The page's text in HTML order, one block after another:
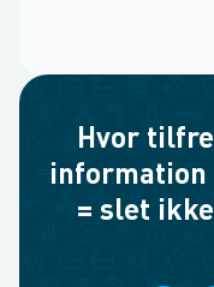
Hvor
information
= slet